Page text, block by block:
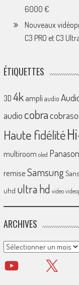
6000 €
Nouveaux
C3 PRO et C3
ÉTIQUETTES
3D 4k ampliaudio
audio cobra
Haute fidélité
multiroom oled
remiseSamsung
uhd ultra hd video
ARCHIVES
Archives
YouTube X